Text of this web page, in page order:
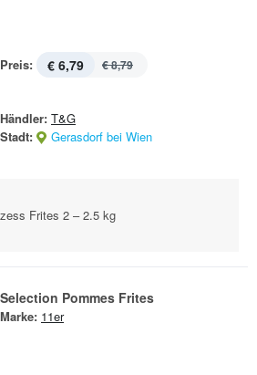
Preis: € 6,79 € 8,79
Händler: T&G
Stadt:
Gerasdorf bei Wien
Frites 2 – 2.5 kg
Selection Pommes Frites
Marke: 11er